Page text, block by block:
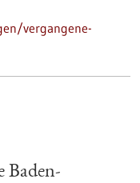
vergangene-
Baden-